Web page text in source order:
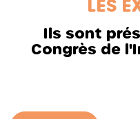
LES
Ils sont
Congrès de